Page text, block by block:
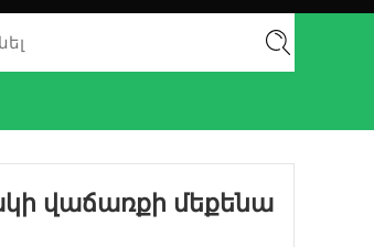
վաճառքի մեքենա